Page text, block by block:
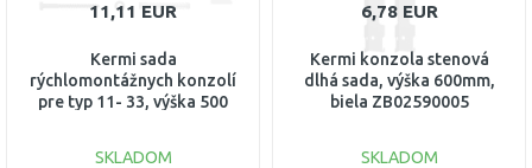
11,11 EUR
Kermi sada
rýchlomontážnych konzolí
pre typ 11- 33, výška 500
SKLADOM
6,78 EUR
Kermi konzola stenová
dlhá sada, výška 600mm,
biela ZB02590005
SKLADOM